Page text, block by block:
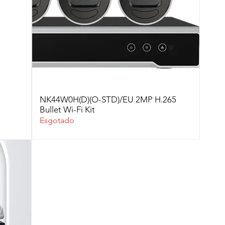
NK44W0H(D)(O-STD)/EU 2MP H.265
Bullet Wi-Fi Kit
Esgotado